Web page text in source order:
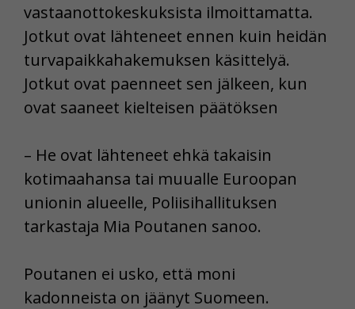
vastaanottokeskuksista ilmoittamatta.
Jotkut ovat lähteneet ennen kuin heidän
turvapaikkahakemuksen käsittelyä.
Jotkut ovat paenneet sen jälkeen, kun
ovat saaneet kielteisen päätöksen
– He ovat lähteneet ehkä takaisin
kotimaahansa tai muualle Euroopan
unionin alueelle, Poliisihallituksen
tarkastaja Mia Poutanen sanoo.
Poutanen ei usko, että moni
kadonneista on jäänyt Suomeen.